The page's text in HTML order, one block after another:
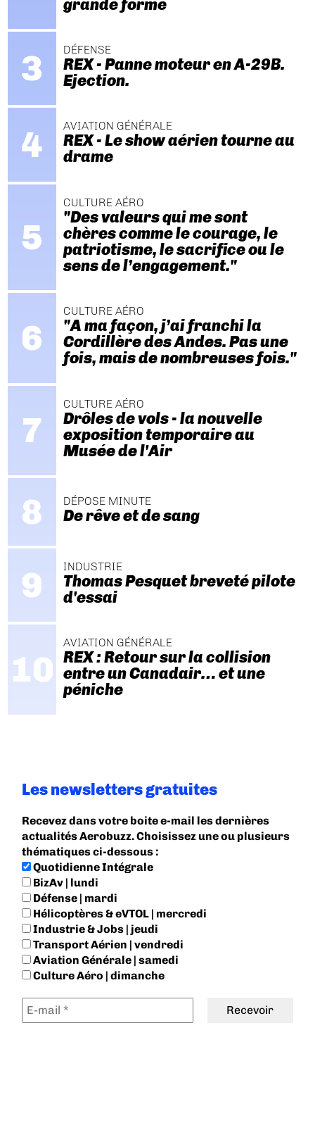
grande forme
DÉFENSE
REX - Panne moteur en A-29B.
Ejection.
AVIATION GÉNÉRALE
REX - Le show aérien tourne au
drame
CULTURE AÉRO
"Des valeurs qui me sont
chères comme le courage, le
patriotisme, le sacrifice ou le
sens de l’engagement."
CULTURE AÉRO
"A ma façon, j’ai franchi la
Cordillère des Andes. Pas une
fois, mais de nombreuses fois."
CULTURE AÉRO
Drôles de vols - la nouvelle
exposition temporaire au
Musée de l'Air
DÉPOSE MINUTE
De rêve et de sang
INDUSTRIE
Thomas Pesquet breveté pilote
d'essai
AVIATION GÉNÉRALE
REX : Retour sur la collision
entre un Canadair… et une
péniche
Les newsletters gratuites
Recevez dans votre boite e-mail les dernières
actualités Aerobuzz. Choisissez une ou plusieurs
thématiques ci-dessous :
Quotidienne Intégrale
BizAv | lundi
Défense | mardi
Hélicoptères & eVTOL | mercredi
Industrie & Jobs | jeudi
Transport Aérien | vendredi
Aviation Générale | samedi
Culture Aéro | dimanche